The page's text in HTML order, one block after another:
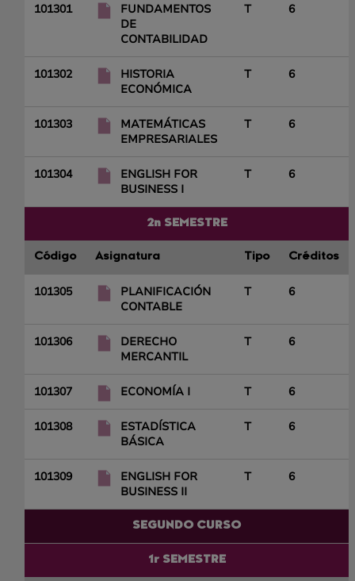
101301
FUNDAMENTOS
DE
CONTABILIDAD
T 6
101302
HISTORIA
ECONÓMICA
T 6
101303
MATEMÁTICAS
EMPRESARIALES
T 6
101304
ENGLISH FOR
BUSINESS I
T 6
2n SEMESTRE
Código Asignatura Tipo Créditos
101305
PLANIFICACIÓN
CONTABLE
T 6
101306
DERECHO
MERCANTIL
T 6
101307 ECONOMÍA I T 6
101308
ESTADÍSTICA
BÁSICA
T 6
101309
ENGLISH FOR
BUSINESS II
T 6
SEGUNDO CURSO
1r SEMESTRE